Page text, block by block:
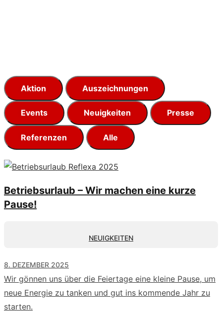
Aktion Auszeichnungen
Events Neuigkeiten Presse
Referenzen Alle
Betriebsurlaub – Wir machen eine kurze
Pause!
NEUIGKEITEN
8. DEZEMBER 2025
Wir gönnen uns über die Feiertage eine kleine Pause, um
neue Energie zu tanken und gut ins kommende Jahr zu
starten.